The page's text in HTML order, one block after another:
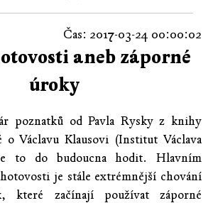
Čas: 2017-03-24 00:00:02
aneb záporné
úroky
poznatků od Pavla Rysky z knihy
o Václavu Klausovi (Institut Václava
to do budoucna hodit. Hlavním
je stále extrémnější chování
které začínají používat záporné